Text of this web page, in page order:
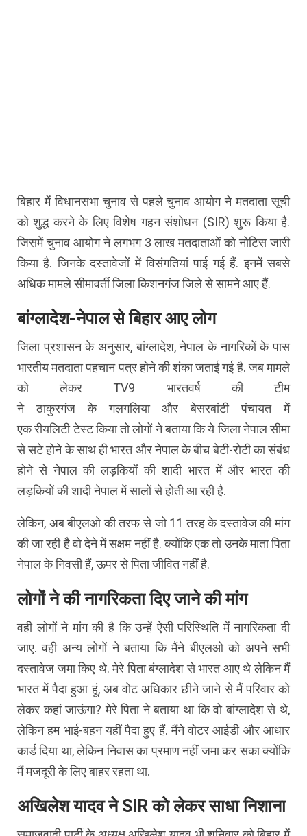
बिहार में विधानसभा चुनाव से पहले चुनाव आयोग ने मतदाता सूची
को शुद्ध करने के लिएविशेष गहन संशोधन (SIR)शुरू किया है.
जिसमें चुनाव आयोग ने लगभग 3 लाख मतदाताओं को नोटिस जारी
किया है. जिनके दस्तावेजों मेंविसंगतियांपाई गई हैं. इनमें सबसे
अधिक मामलेसीमावर्तीजिलाकिशनगंजजिले से सामने आए हैं.
बांग्लादेश-नेपाल से बिहार आए लोग
जिला प्रशासन के अनुसार, बांग्लादेश, नेपाल के नागरिकों के पास
भारतीय मतदाता पहचान पत्र होने की शंका जताई गई है.जबमामले
को लेकर TV9 भारतवर्ष की टीम
नेठाकुरगंजकेगलगलियाऔरबेसरबांटीपंचायत में
एकरीयलिटी टेस्टकिया तो लोगों ने बताया कि ये जिला नेपाल सीमा
से सटे होने के साथ ही भारत और नेपाल के बीच बेटी-रोटी का संबंध
होने से नेपाल की लड़कियों की शादी भारत में और भारत की
लड़कियों की शादी नेपाल में सालों से होती आ रही है.
लेकिन, अबबीएलओकी तरफ से जो 11 तरह के दस्तावेज की मांग
की जा रही हैवोदेने में सक्षम नहीं है. क्योंकि एक तो उनके माता पिता
नेपाल केनिवसीहैं, ऊपर से पिता जीवित नहीं है.
लोगों ने की नागरिकता दिए जाने की मांग
वही लोगों ने मांग की है कि उन्हें ऐसी परिस्थिति में नागरिकता दी
जाए. वही अन्य लोगों ने बताया कि मैंनेबीएलओको अपने सभी
दस्तावेज जमा किए थे. मेरे पिताबंग्लादेशसे भारत आए थे लेकिन मैं
भारत में पैदा हुआ हूं, अब वोट अधिकार छीने जाने से मैं परिवार को
लेकर कहां जाऊंगा? मेरे पिता ने बताया था किवोबांग्लादेश से थे,
लेकिन हम भाई-बहन यहीं पैदा हुए हैं. मैंने वोटर आईडी और आधार
कार्ड दिया था, लेकिन निवास का प्रमाण नहीं जमा कर सका क्योंकि
मैं मजदूरी के लिए बाहर रहता था.
अखिलेश यादव ने SIR को लेकर साधा निशाना